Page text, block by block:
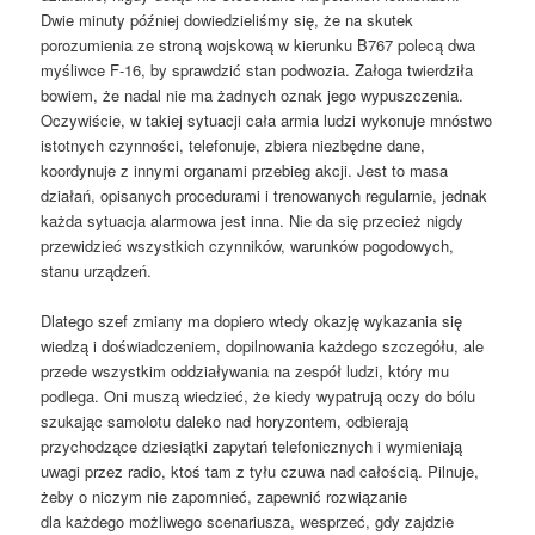
Dwie minuty później dowiedzieliśmy się, że na skutek
porozumienia ze stroną wojskową w kierunku B767 polecą dwa
myśliwce F-16, by sprawdzić stan podwozia. Załoga twierdziła
bowiem, że nadal nie ma żadnych oznak jego wypuszczenia.
Oczywiście, w takiej sytuacji cała armia ludzi wykonuje mnóstwo
istotnych czynności, telefonuje, zbiera niezbędne dane,
koordynuje z innymi organami przebieg akcji. Jest to masa
działań, opisanych procedurami i trenowanych regularnie, jednak
każda sytuacja alarmowa jest inna. Nie da się przecież nigdy
przewidzieć wszystkich czynników, warunków pogodowych,
stanu urządzeń.
Dlatego szef zmiany ma dopiero wtedy okazję wykazania się
wiedzą i doświadczeniem, dopilnowania każdego szczegółu, ale
przede wszystkim oddziaływania na zespół ludzi, który mu
podlega. Oni muszą wiedzieć, że kiedy wypatrują oczy do bólu
szukając samolotu daleko nad horyzontem, odbierają
przychodzące dziesiątki zapytań telefonicznych i wymieniają
uwagi przez radio, ktoś tam z tyłu czuwa nad całością. Pilnuje,
żeby o niczym nie zapomnieć, zapewnić rozwiązanie
dla każdego możliwego scenariusza, wesprzeć, gdy zajdzie